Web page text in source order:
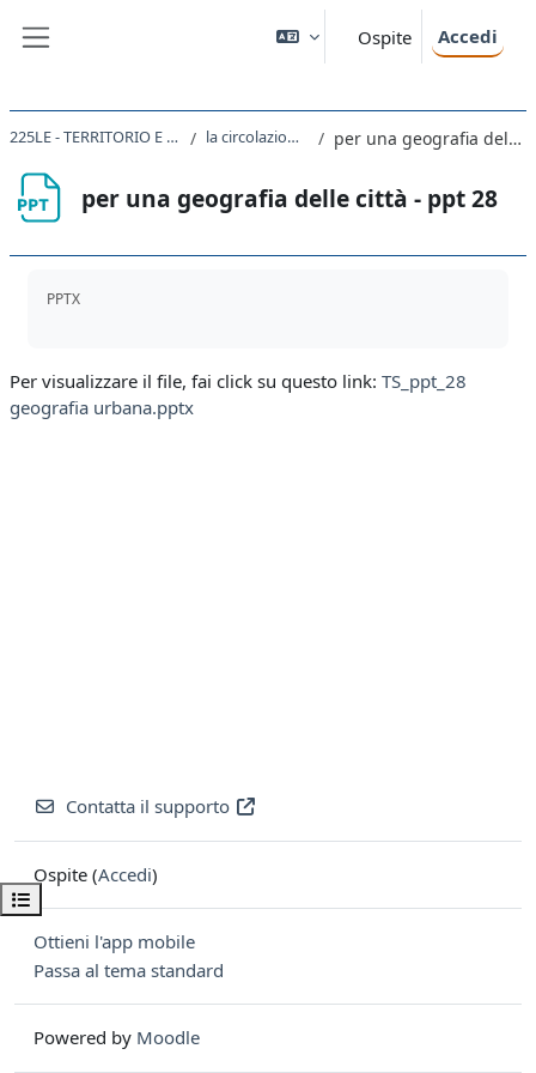
Ospite Accedi
Apri indice del corso
225LE - TERRITORIO E SOCIETA' 2020 la circolazione e la città per una geografia delle città - ppt 28
per una geografia delle città - ppt 28
PPTX
Per visualizzare il file, fai click su questo link: TS_ppt_28
geografia urbana.pptx
Contatta il supporto
Ospite (Accedi)
Ottieni l'app mobile
Passa al tema standard
Powered by Moodle